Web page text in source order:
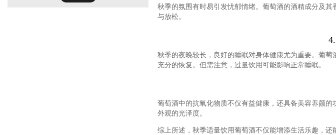
秋季的氛围有时易引发忧郁情绪。葡萄酒的酒精成分及
与放松。
秋季的夜晚较长，良好的睡眠对身体健康尤为重要。葡
充分的恢复。但需注意，过量饮用可能影响正常睡眠。
葡萄酒中的抗氧化物质不仅有益健康，还具备美容养颜
外观的光泽度。
综上所述，秋季适量饮用葡萄酒不仅能增添生活乐趣，